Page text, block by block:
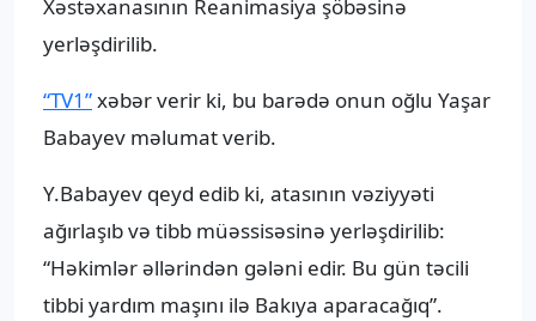
Xəstəxanasının Reanimasiya şöbəsinə
yerləşdirilib.
“TV1”xəbər verir ki, bu barədə onun oğlu Yaşar
Babayev məlumat verib.
Y.Babayev qeyd edib ki, atasının vəziyyəti
ağırlaşıb və tibb müəssisəsinə yerləşdirilib:
“Həkimlər əllərindən gələni edir. Bu gün təcili
tibbi yardım maşını ilə Bakıya aparacağıq”.